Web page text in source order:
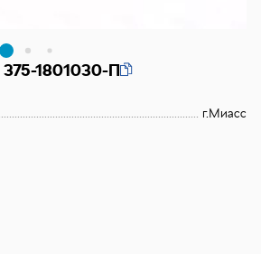
375-1801030-П
г.Миасс